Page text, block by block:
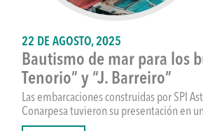
22 DE AGOSTO, 2025
Bautismo de mar para los
Tenorio” y “J. Barreiro”
Las embarcaciones construidas por SPI
Conarpesa tuvieron su presentación en